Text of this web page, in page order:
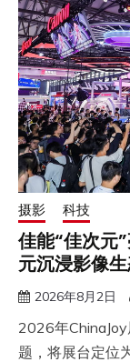
摄影 科技
佳能“佳次
元沉浸影像
2026年8月2日
2026年
题，将展台定位